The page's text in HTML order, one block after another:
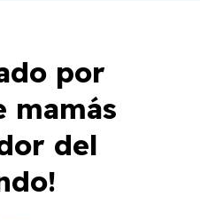
por
mamás
del